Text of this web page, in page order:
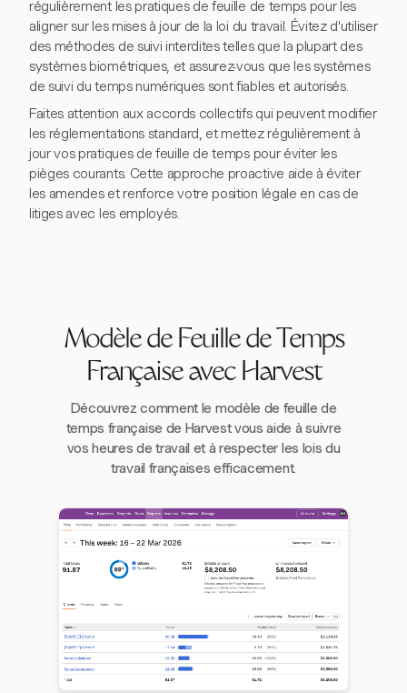
régulièrement les pratiques de feuille de temps pour les
aligner sur les mises à jour de la loi du travail. Évitez d'utiliser
des méthodes de suivi interdites telles que la plupart des
systèmes biométriques, et assurez-vous que les systèmes
de suivi du temps numériques sont fiables et autorisés.
Faites attention aux accords collectifs qui peuvent modifier
les réglementations standard, et mettez régulièrement à
jour vos pratiques de feuille de temps pour éviter les
pièges courants. Cette approche proactive aide à éviter
les amendes et renforce votre position légale en cas de
litiges avec les employés.
Modèle de Feuille de Temps
Française avec Harvest
Découvrez comment le modèle de feuille de
temps française de Harvest vous aide à suivre
vos heures de travail et à respecter les lois du
travail françaises efficacement.